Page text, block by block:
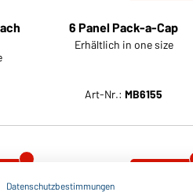
6 Panel Pack-a-Cap
Erhältlich in one size
Datenschutzbestimmungen